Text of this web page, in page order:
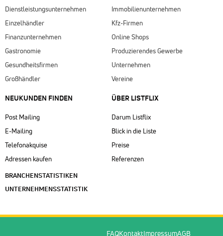
Dienstleistungsunternehmen
Einzelhändler
Finanzunternehmen
Gastronomie
Gesundheitsfirmen
Großhändler
Immobilienunternehmen
Kfz-Firmen
Online Shops
Produzierendes Gewerbe
Unternehmen
Vereine
NEUKUNDEN FINDEN
Post Mailing
E-Mailing
Telefonakquise
Adressen kaufen
BRANCHENSTATISTIKEN
UNTERNEHMENSSTATISTIK
ÜBER LISTFLIX​
Darum Listflix
Blick in die Liste
Preise
Referenzen
FAQKontaktImpressumAGB